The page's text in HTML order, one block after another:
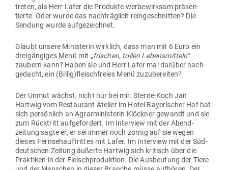
treten, als Herr Lafer die Pro­dukte wer­be­wirksam prä­sen­
tierte. Oder wurde das nach­träglich rein­ge­schnitten? Die
Sendung wurde aufgezeichnet.
Glaubt unsere Minis­terin wirklich, dass man mit 6 Euro ein
drei­gän­giges Menü mit „fri­schen, tollen Lebens­mitteln“
zaubern kann? Haben sie und Herr Lafer mal darüber nach­
ge­dacht, ein (Billig)fleischfreies Menü zuzu­be­reiten?
Der Unmut wächst, nicht nur bei mir. Sterne-Koch Jan
Hartwig vom Restaurant Atelier im Hotel Baye­ri­scher Hof hat
sich per­sönlich an Agrar­mi­nis­terin Klöckner gewandt und sie
zum Rück­tritt auf­ge­fordert. Im Interview mit der Abend­
zeitung sagte er, er sei immer noch zornig auf sie wegen
dieses Fern­seh­auf­trittes mit Lafer. Im Interview mit der Süd­
deut­schen Zeitung äußerte Hartwig sich kri­tisch über die
Prak­tiken in der Fleisch­pro­duktion. Die Aus­beutung der Tiere